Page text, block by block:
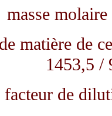
masse
matière de
1453,5 /
facteur de